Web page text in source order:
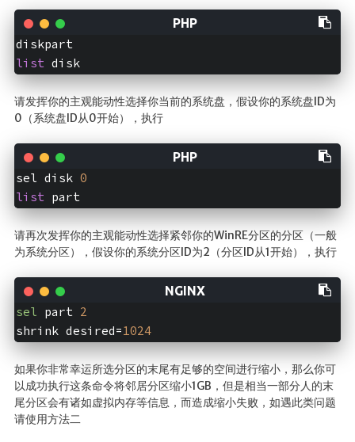
list disk
请发挥你的主观能动性选择你当前的系统盘，假设你的系统盘ID为
0（系统盘ID从0开始），执行
sel disk 0
list part
请再次发挥你的主观能动性选择紧邻你的WinRE分区的分区（一般
为系统分区），假设你的系统分区ID为2（分区ID从1开始），执行
sel part 2
shrink desired=1024
如果你非常幸运所选分区的末尾有足够的空间进行缩小，那么你可
以成功执行这条命令将邻居分区缩小1GB，但是相当一部分人的末
尾分区会有诸如虚拟内存等信息，而造成缩小失败，如遇此类问题
请使用方法二